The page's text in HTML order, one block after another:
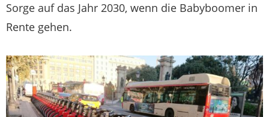
Sorge auf das Jahr 2030, wenn die Babyboomer in
Rente gehen.